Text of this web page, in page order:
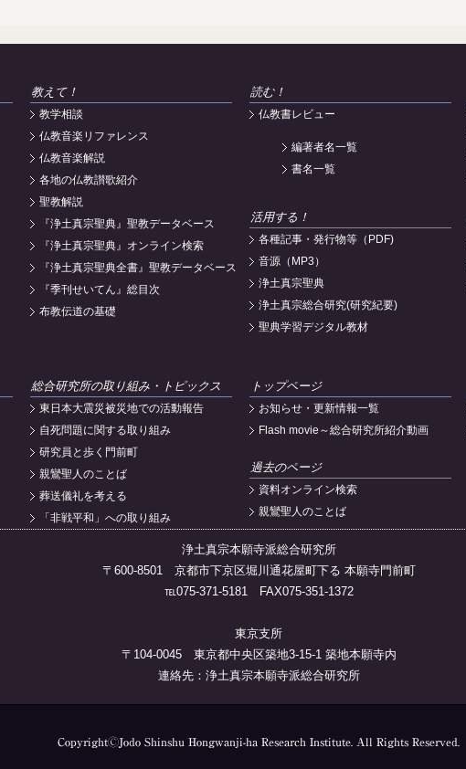
教えて！
教学相談
仏教音楽リファレンス
仏教音楽解説
各地の仏教讃歌紹介
聖教解説
『浄土真宗聖典』聖教データベース
『浄土真宗聖典』オンライン検索
『浄土真宗聖典全書』聖教データベース
『季刊せいてん』総目次
布教伝道の基礎
読む！
仏教書レビュー
編著者名一覧
書名一覧
活用する！
各種記事・発行物等（PDF)
音源（MP3）
浄土真宗聖典
浄土真宗総合研究(研究紀要)
聖典学習デジタル教材
総合研究所の取り組み・トピックス
東日本大震災被災地での活動報告
自死問題に関する取り組み
研究員と歩く門前町
親鸞聖人のことば
葬送儀礼を考える
「非戦平和」への取り組み
トップページ
お知らせ・更新情報一覧
Flash movie～総合研究所紹介動画
過去のページ
資料オンライン検索
親鸞聖人のことば
浄土真宗本願寺派総合研究所
〒600-8501 京都市下京区堀川通花屋町下る 本願寺門前町
℡075-371-5181 FAX075-351-1372
東京支所
〒104-0045 東京都中央区築地3-15-1 築地本願寺内
連絡先：浄土真宗本願寺派総合研究所